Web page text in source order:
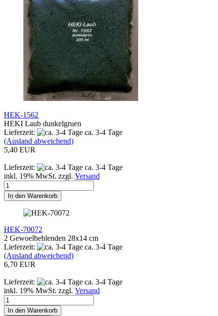
HEK-1562
HEKI Laub dunkelgruen
Lieferzeit:
ca. 3-4 Tage
(Ausland abweichend)
5,40 EUR
Lieferzeit:
ca. 3-4 Tage
inkl. 19% MwSt. zzgl. Versand
In den Warenkorb
HEK-70072
2 Gewoelbeblenden 28x14 cm
Lieferzeit:
ca. 3-4 Tage
(Ausland abweichend)
6,70 EUR
Lieferzeit:
ca. 3-4 Tage
inkl. 19% MwSt. zzgl. Versand
In den Warenkorb